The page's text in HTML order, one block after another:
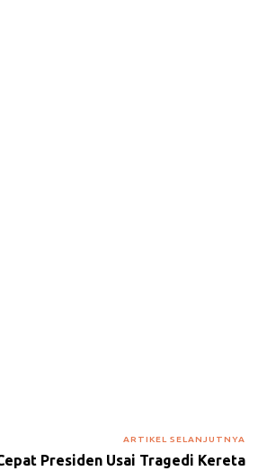
ARTIKEL SELANJUTNYA
Presiden Usai Tragedi Kereta